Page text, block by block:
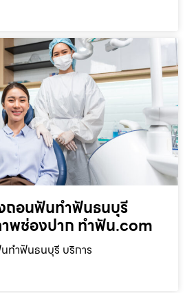
ถอนฟันทำฟันธนบุรี
พช่องปาก ทำฟัน.com
ทำฟันธนบุรี บริการ